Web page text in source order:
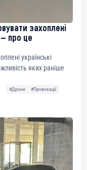
захоплені
про це
українські
яких раніше
#Дрони
#Провокації